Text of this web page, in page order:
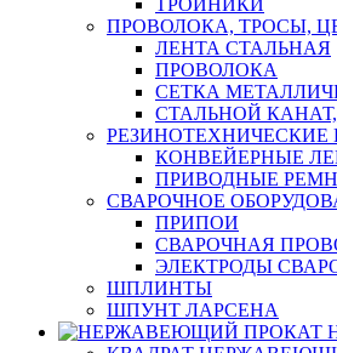
ТРОЙНИКИ
ПРОВОЛОКА, ТРОСЫ,
ЛЕНТА СТАЛЬНАЯ
ПРОВОЛОКА
СЕТКА
СТАЛЬНОЙ
РЕЗИНОТЕХНИЧЕСКИЕ
КОНВЕЙЕРНЫЕ
ПРИВОДНЫЕ
СВАРОЧНОЕ
ПРИПОИ
СВАРОЧНАЯ
ЭЛЕКТРОДЫ
ШПЛИНТЫ
ШПУНТ ЛАРСЕНА